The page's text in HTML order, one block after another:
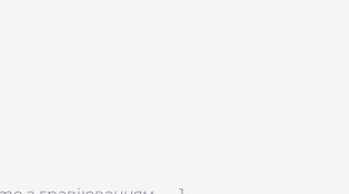
уникайте тривалого контакту